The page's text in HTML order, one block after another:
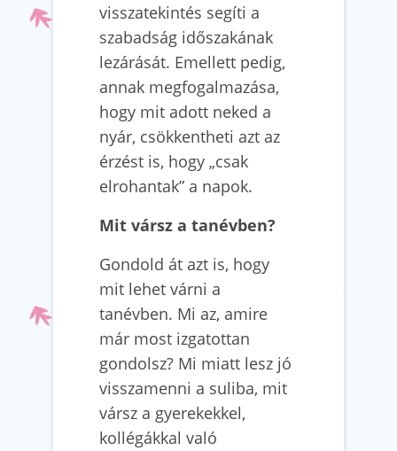
visszatekintés segíti a
szabadság időszakának
lezárását. Emellett pedig,
annak megfogalmazása,
hogy mit adott neked a
nyár, csökkentheti azt az
érzést is, hogy „csak
elrohantak” a napok.
Mit vársz a tanévben?
Gondold át azt is, hogy
mit lehet várni a
tanévben. Mi az, amire
már most izgatottan
gondolsz? Mi miatt lesz jó
visszamenni a suliba, mit
vársz a gyerekekkel,
kollégákkal való